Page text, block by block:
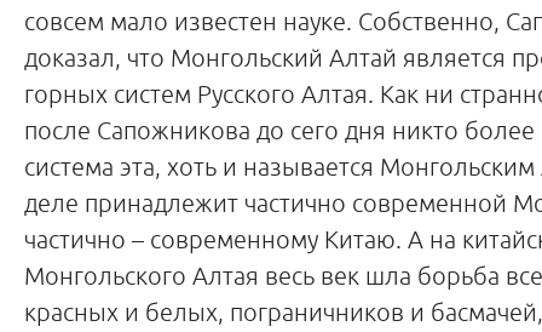
совсем мало известен науке. Собственно,
доказал, что Монгольский Алтай является
горных систем Русского Алтая. Как ни
после Сапожникова до сего дня никто более
система эта, хоть и называется
деле принадлежит частично современной
частично – современному Китаю. А на
Монгольского Алтая весь век шла борьба
красных и белых, пограничников и